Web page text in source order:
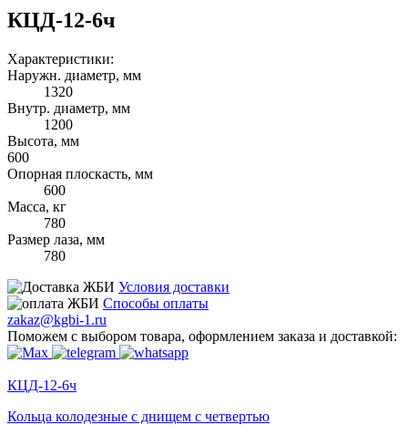
КЦД-12-6ч
Характеристики:
Наружн. диаметр, мм
1320
Внутр. диаметр, мм
1200
Высота, мм
600
Опорная плоскасть, мм
600
Масса, кг
780
Размер лаза, мм
780
Условия доставки
Способы оплаты
zakaz@kgbi-1.ru
Поможем с выбором товара, оформлением заказа и доставкой:
КЦД-12-6ч
Кольца колодезные с днищем с четвертью